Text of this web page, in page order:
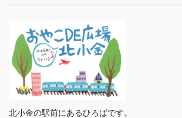
北小金の駅前にあるひろばです。